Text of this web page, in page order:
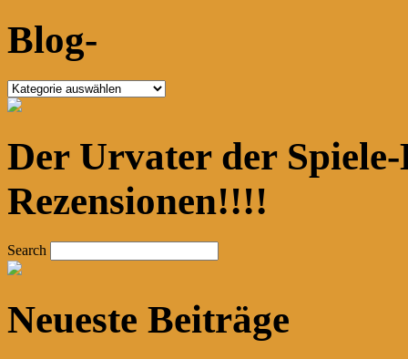
Blog-
Blog-
Der Urvater der
Rezensionen!!!!
Search
Neueste Beiträge